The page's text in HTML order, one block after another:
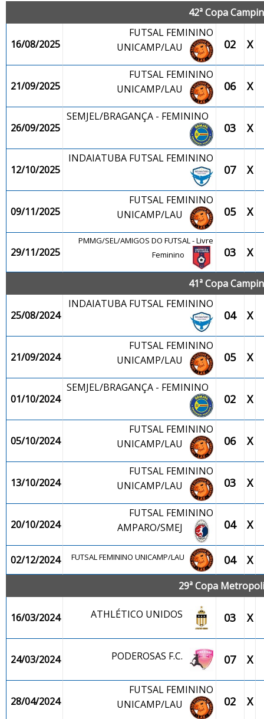
42ª Copa
16/08/2025
FUTSAL FEMININO
UNICAMP/LAU
02 X
21/09/2025
FUTSAL FEMININO
UNICAMP/LAU
06 X
26/09/2025
SEMJEL/BRAGANÇA - FEMININO
03 X
12/10/2025
INDAIATUBA FUTSAL FEMININO
07 X
09/11/2025
FUTSAL FEMININO
UNICAMP/LAU
05 X
29/11/2025
PMMG/SEL/AMIGOS DO FUTSAL - Livre
Feminino
03 X
41ª Copa
25/08/2024
INDAIATUBA FUTSAL FEMININO
04 X
21/09/2024
FUTSAL FEMININO
UNICAMP/LAU
05 X
01/10/2024
SEMJEL/BRAGANÇA - FEMININO
02 X
05/10/2024
FUTSAL FEMININO
UNICAMP/LAU
06 X
13/10/2024
FUTSAL FEMININO
UNICAMP/LAU
03 X
20/10/2024
FUTSAL FEMININO
AMPARO/SMEJ
04 X
02/12/2024 FUTSAL FEMININO UNICAMP/LAU 04 X
29ª Copa
16/03/2024 ATHLÉTICO UNIDOS 03 X
24/03/2024 PODEROSAS F.C. 07 X
28/04/2024
FUTSAL FEMININO
UNICAMP/LAU
02 X